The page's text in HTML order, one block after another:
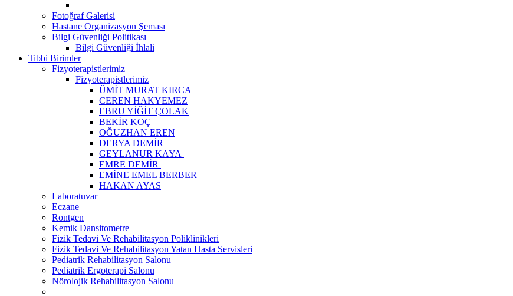
Fotoğraf Galerisi
Hastane Organizasyon Şeması
Bilgi Güvenliği Politikası
Bilgi Güvenliği İhlali
Tibbi Birimler
Fizyoterapistlerimiz
Fizyoterapistlerimiz
ÜMİT MURAT KIRCA
CEREN HAKYEMEZ
EBRU YİĞİT ÇOLAK
BEKİR KOÇ
OĞUZHAN EREN
DERYA DEMİR
GEYLANUR KAYA
EMRE DEMİR
EMİNE EMEL BERBER
HAKAN AYAS
Laboratuvar
Eczane
Rontgen
Kemik Dansitometre
Fizik Tedavi Ve Rehabilitasyon Poliklinikleri
Fizik Tedavi Ve Rehabilitasyon Yatan Hasta Servisleri
Pediatrik Rehabilitasyon Salonu
Pediatrik Ergoterapi Salonu
Nörolojik Rehabilitasyon Salonu